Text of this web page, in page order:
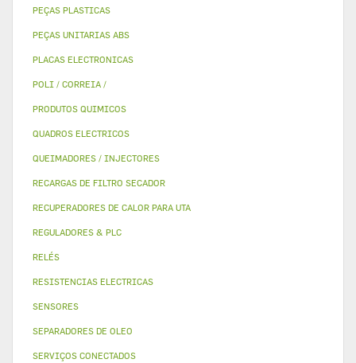
PEÇAS PLASTICAS
PEÇAS UNITARIAS ABS
PLACAS ELECTRONICAS
POLI / CORREIA /
PRODUTOS QUIMICOS
QUADROS ELECTRICOS
QUEIMADORES / INJECTORES
RECARGAS DE FILTRO SECADOR
RECUPERADORES DE CALOR PARA UTA
REGULADORES & PLC
RELÉS
RESISTENCIAS ELECTRICAS
SENSORES
SEPARADORES DE OLEO
SERVIÇOS CONECTADOS